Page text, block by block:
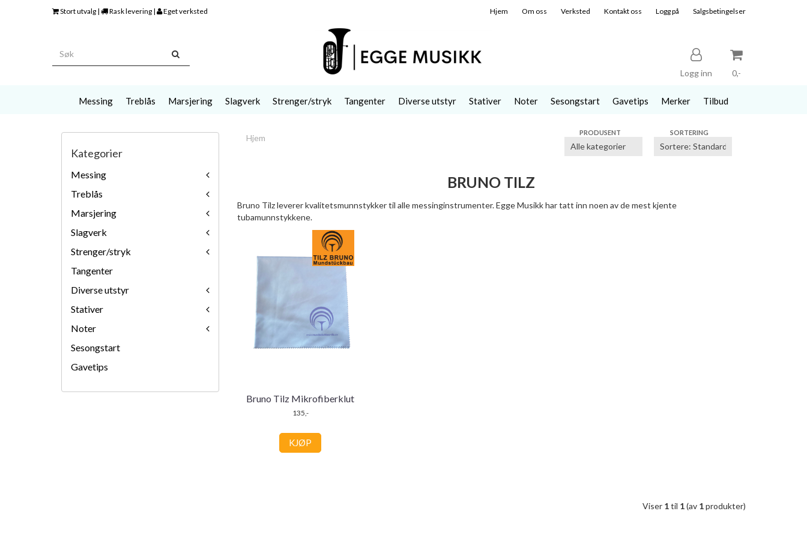
Stort utvalg | Rask levering | Eget verksted Hjem Om oss Verksted Kontakt oss Logg på Salgsbetingelser
Logg inn 0,-
Messing Treblås Marsjering Slagverk Strenger/stryk Tangenter Diverse utstyr Stativer Noter Sesongstart Gavetips Merker Tilbud
Kategorier
Messing
Treblås
Marsjering
Slagverk
Strenger/stryk
Tangenter
Diverse utstyr
Stativer
Noter
Sesongstart
Gavetips
Hjem
PRODUSENT SORTERING
BRUNO TILZ
Bruno Tilz leverer kvalitetsmunnstykker til alle messinginstrumenter. Egge Musikk har tatt inn noen av de mest kjente
tubamunnstykkene.
Bruno Tilz Mikrofiberklut
135,-
KJØP
Viser 1til 1(av 1produkter)